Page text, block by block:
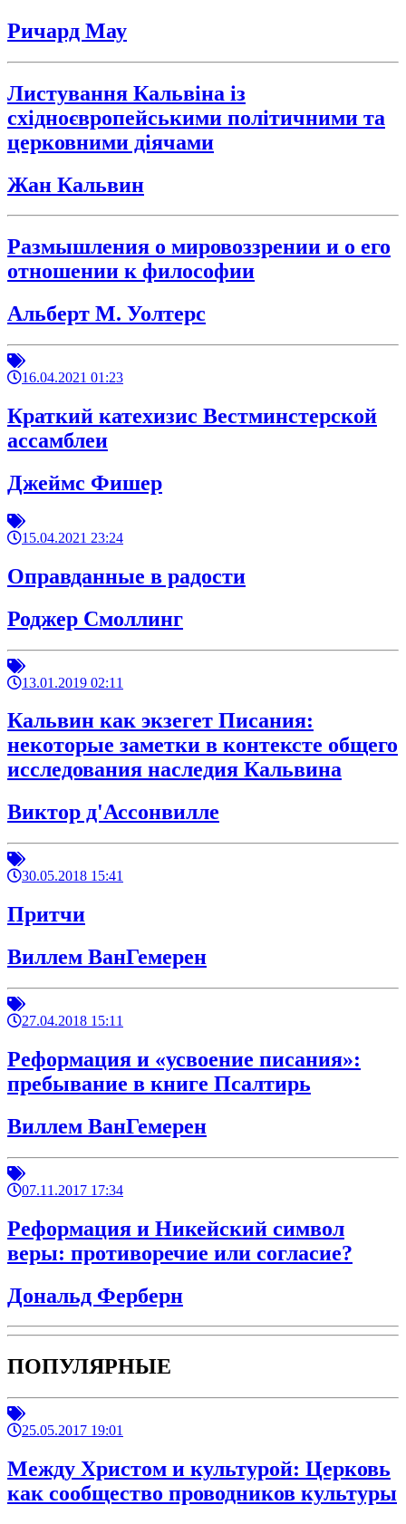
Ричард Мау
Листування Кальвіна із
східноєвропейськими політичними та
церковними діячами
Жан Кальвин
Размышления о мировоззрении и о его
отношении к философии
Альберт М. Уолтерс
16.04.2021 01:23
Краткий катехизис Вестминстерской
ассамблеи
Джеймс Фишер
15.04.2021 23:24
Оправданные в радости
Роджер Смоллинг
13.01.2019 02:11
Кальвин как экзегет Писания:
некоторые заметки в контексте общего
исследования наследия Кальвина
Виктор д'Ассонвилле
30.05.2018 15:41
Притчи
Виллем ВанГемерен
27.04.2018 15:11
Реформация и «усвоение писания»:
пребывание в книге Псалтирь
Виллем ВанГемерен
07.11.2017 17:34
Реформация и Никейский символ
веры: противоречие или согласие?
Дональд Ферберн
ПОПУЛЯРНЫЕ
25.05.2017 19:01
Между Христом и культурой: Церковь
как сообщество проводников культуры